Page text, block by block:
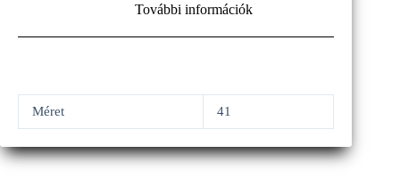
További információk
Méret 41